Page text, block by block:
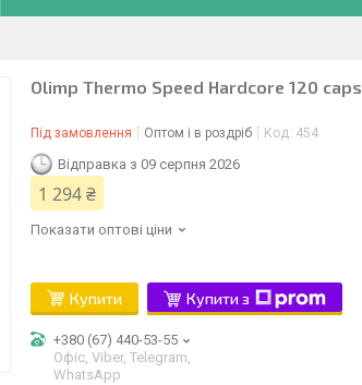
Olimp Thermo Speed Hardcore 120 caps
Під замовлення Оптом і в роздріб Код: 454
Відправка з 09 серпня 2026
1 294 ₴
Показати оптові ціни
Купити Купити з
+380 (67) 440-53-55
Офіс, Viber, Telegram,
WhatsApp